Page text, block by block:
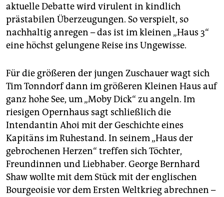
aktuelle Debatte wird virulent in kindlich
prästabilen Überzeugungen. So verspielt, so
nachhaltig anregen – das ist im kleinen „Haus 3“
eine höchst gelungene Reise ins Ungewisse.
Für die größeren der jungen Zuschauer wagt sich
Tim Tonndorf dann im größeren Kleinen Haus auf
ganz hohe See, um „Moby Dick“ zu angeln. Im
riesigen Opernhaus sagt schließlich die
Intendantin Ahoi mit der Geschichte eines
Kapitäns im Ruhestand. In seinem „Haus der
gebrochenen Herzen“ treffen sich Töchter,
Freundinnen und Liebhaber. George Bernhard
Shaw wollte mit dem Stück mit der englischen
Bourgeoisie vor dem Ersten Weltkrieg abrechnen –